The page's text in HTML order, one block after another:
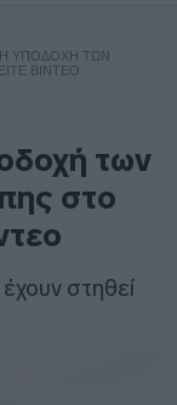
Η ΥΠΟΔΟΧΉ ΤΩΝ
ΒΊΝΤΕΟ
των
στο
στηθεί